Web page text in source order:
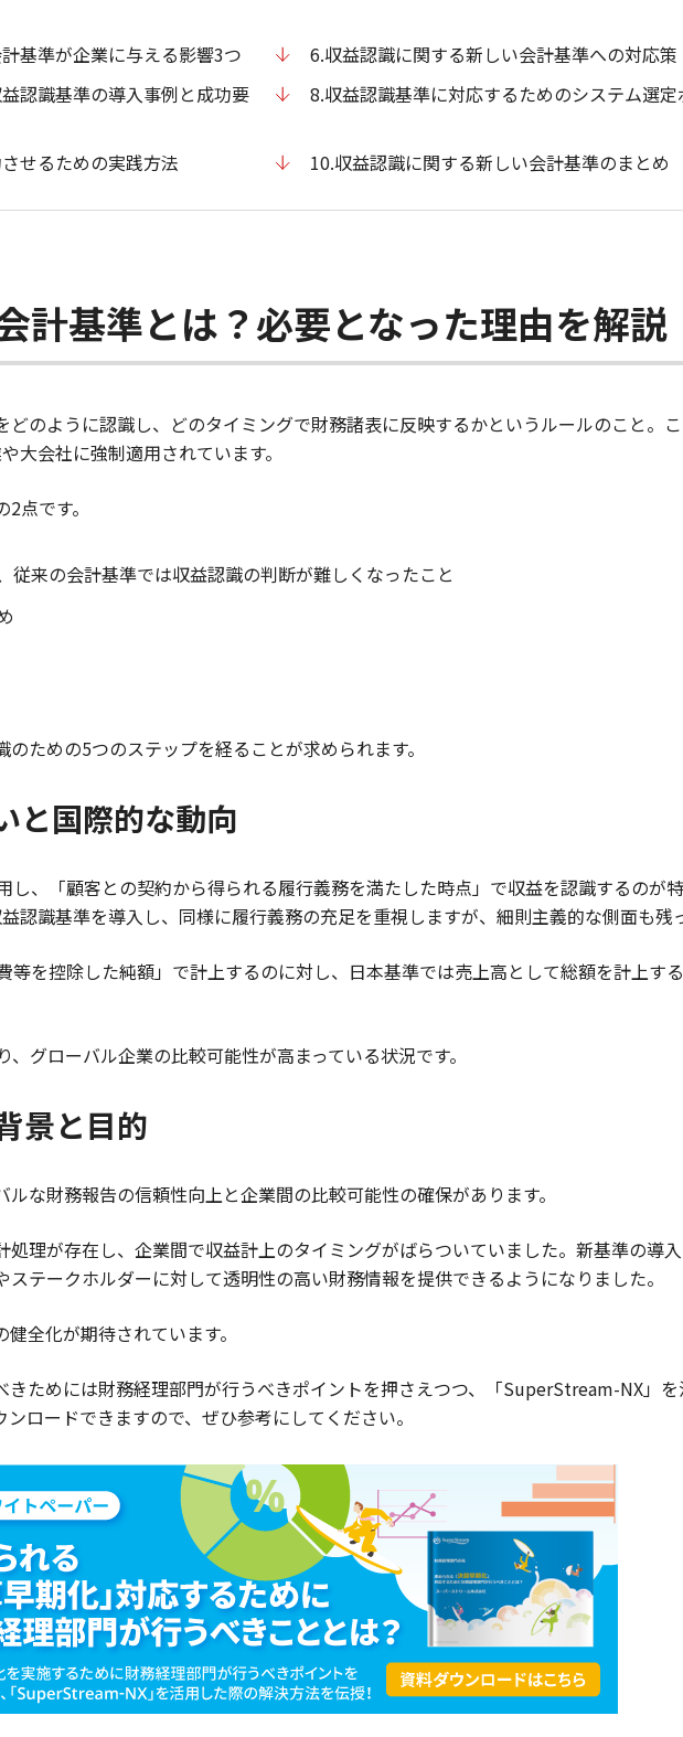
基準が企業に与える影響3つ
6.収益認識に関する新しい会計基準への対応策
認識基準の導入事例と成功要
8.収益認識基準に対応するためのシステム選
せるための実践方法 10.収益認識に関する新しい会計基準のまとめ
計基準とは？必要となった理由を解説
のように認識し、どのタイミングで財務諸表に反映するかというルールのこと。
大会社に強制適用されています。
点です。
従来の会計基準では収益認識の判断が難しくなったこと
ための5つのステップを経ることが求められます。
と国際的な動向
し、「顧客との契約から得られる履行義務を満たした時点」で収益を認識するのが
認識基準を導入し、同様に履行義務の充足を重視しますが、細則主義的な側面も残
等を控除した純額」で計上するのに対し、日本基準では売上高として総額を計上す
グローバル企業の比較可能性が高まっている状況です。
景と目的
な財務報告の信頼性向上と企業間の比較可能性の確保があります。
理が存在し、企業間で収益計上のタイミングがばらついていました。新基準の導
テークホルダーに対して透明性の高い財務情報を提供できるようになりました。
全化が期待されています。
ためには財務経理部門が行うべきポイントを押さえつつ、「SuperStream-NX」
ロードできますので、ぜひ参考にしてください。